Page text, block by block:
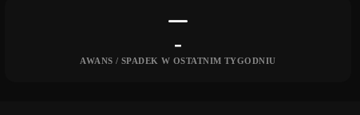
-
AWANS / SPADEK W OSTATNIM TYGODNIU